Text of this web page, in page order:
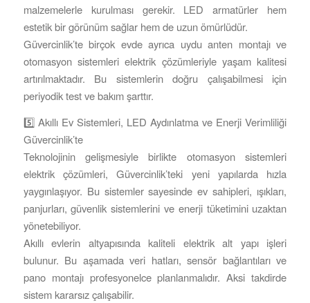
malzemelerle kurulması gerekir. LED armatürler hem
estetik bir görünüm sağlar hem de uzun ömürlüdür.
Güvercinlik’te birçok evde ayrıca uydu anten montajı ve
otomasyon sistemleri elektrik çözümleriyle yaşam kalitesi
artırılmaktadır. Bu sistemlerin doğru çalışabilmesi için
periyodik test ve bakım şarttır.
5️⃣ Akıllı Ev Sistemleri, LED Aydınlatma ve Enerji Verimliliği
Güvercinlik’te
Teknolojinin gelişmesiyle birlikte otomasyon sistemleri
elektrik çözümleri, Güvercinlik’teki yeni yapılarda hızla
yaygınlaşıyor. Bu sistemler sayesinde ev sahipleri, ışıkları,
panjurları, güvenlik sistemlerini ve enerji tüketimini uzaktan
yönetebiliyor.
Akıllı evlerin altyapısında kaliteli elektrik alt yapı işleri
bulunur. Bu aşamada veri hatları, sensör bağlantıları ve
pano montajı profesyonelce planlanmalıdır. Aksi takdirde
sistem kararsız çalışabilir.